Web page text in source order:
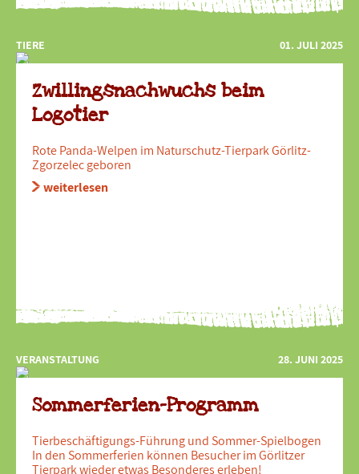
TIERE 01. JULI 2025
Zwillingsnachwuchs beim
Logotier
Rote Panda-Welpen im Naturschutz-Tierpark Görlitz-
Zgorzelec geboren
weiterlesen
VERANSTALTUNG 28. JUNI 2025
Sommerferien-Programm
Tierbeschäftigungs-Führung und Sommer-Spielbogen
In den Sommerferien können Besucher im Görlitzer
Tierpark wieder etwas Besonderes erleben!